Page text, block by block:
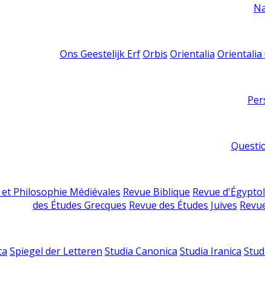
Ons Geestelijk Erf Orbis Orientalia Orientalia
Philosophie Médiévales Revue Biblique Revue
des Études Grecques Revue des Études Juives
Spiegel der Letteren Studia Canonica Studia Iranica